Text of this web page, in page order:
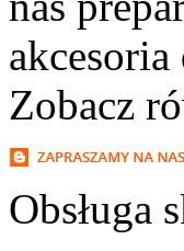
Zobacz
Obsługa